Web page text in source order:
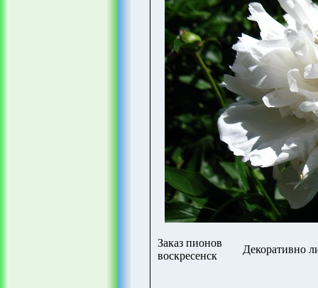
Заказ пионов
воскресенск
Декоративно